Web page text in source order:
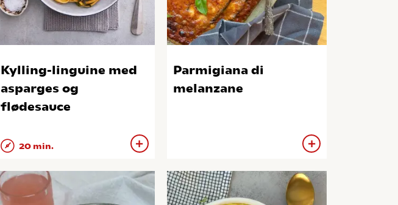
Kylling-linguine med
asparges og
flødesauce
20 min.
Parmigiana di
melanzane